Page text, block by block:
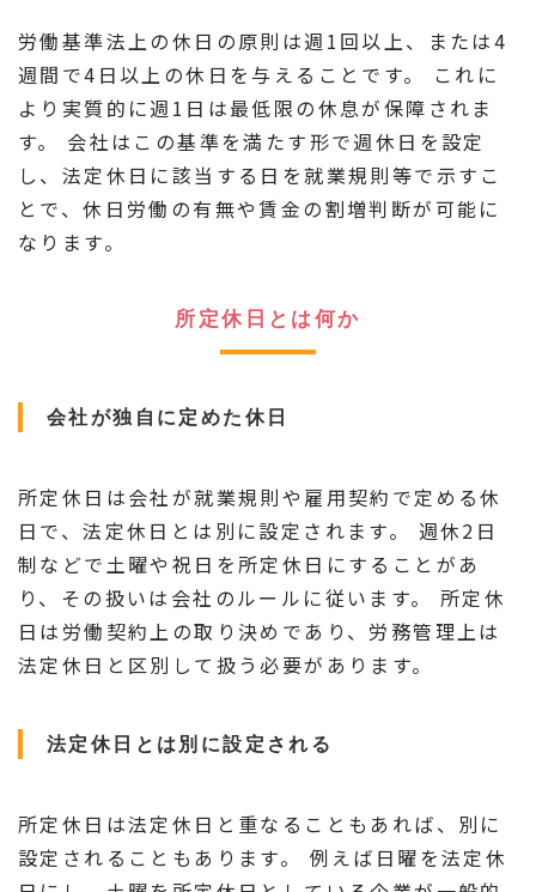
労働基準法上の休日の原則は週1回以上、または4
週間で4日以上の休日を与えることです。 これに
より実質的に週1日は最低限の休息が保障されま
す。 会社はこの基準を満たす形で週休日を設定
し、法定休日に該当する日を就業規則等で示すこ
とで、休日労働の有無や賃金の割増判断が可能に
なります。
所定休日とは何か
会社が独自に定めた休日
所定休日は会社が就業規則や雇用契約で定める休
日で、法定休日とは別に設定されます。 週休2日
制などで土曜や祝日を所定休日にすることがあ
り、その扱いは会社のルールに従います。 所定休
日は労働契約上の取り決めであり、労務管理上は
法定休日と区別して扱う必要があります。
法定休日とは別に設定される
所定休日は法定休日と重なることもあれば、別に
設定されることもあります。 例えば日曜を法定休